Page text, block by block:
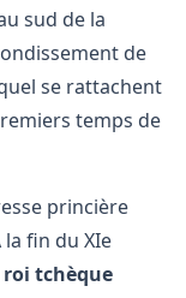
sud de la
de
se rattachent
temps de
princière
la fin du XIe
tchèque